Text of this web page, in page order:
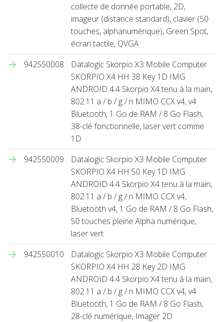
collecte de donnée portable, 2D,
imageur (distance standard), clavier (50
touches, alphanumérique), Green Spot,
écran tactile, QVGA
942550008
Datalogic Skorpio X3 Mobile Computer
SKORPIO X4 HH 38 Key 1D IMG
ANDROID 4.4 Skorpio X4 tenu à la main,
802.11 a / b / g / n MIMO CCX v4, v4
Bluetooth, 1 Go de RAM / 8 Go Flash,
38-clé fonctionnelle, laser vert comme
1D
942550009
Datalogic Skorpio X3 Mobile Computer
SKORPIO X4 HH 50 Key 1D IMG
ANDROID 4.4 Skorpio X4 tenu à la main,
802.11 a / b / g / n MIMO CCX v4,
Bluetooth v4, 1 Go de RAM / 8 Go Flash,
50 touches pleine Alpha numérique,
laser vert
942550010
Datalogic Skorpio X3 Mobile Computer
SKORPIO X4 HH 28 Key 2D IMG
ANDROID 4.4 Skorpio X4 tenu à la main,
802.11 a / b / g / n MIMO CCX v4, v4
Bluetooth, 1 Go de RAM / 8 Go Flash,
28-clé numérique, Imager 2D